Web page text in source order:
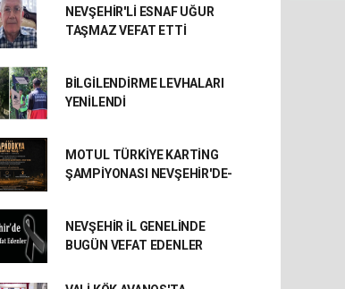
NEVŞEHİR'Lİ ESNAF UĞUR
TAŞMAZ VEFAT ETTİ
BİLGİLENDİRME LEVHALARI
YENİLENDİ
MOTUL TÜRKİYE KARTİNG
ŞAMPİYONASI NEVŞEHİR'DE-
NEVŞEHİR İL GENELİNDE
BUGÜN VEFAT EDENLER